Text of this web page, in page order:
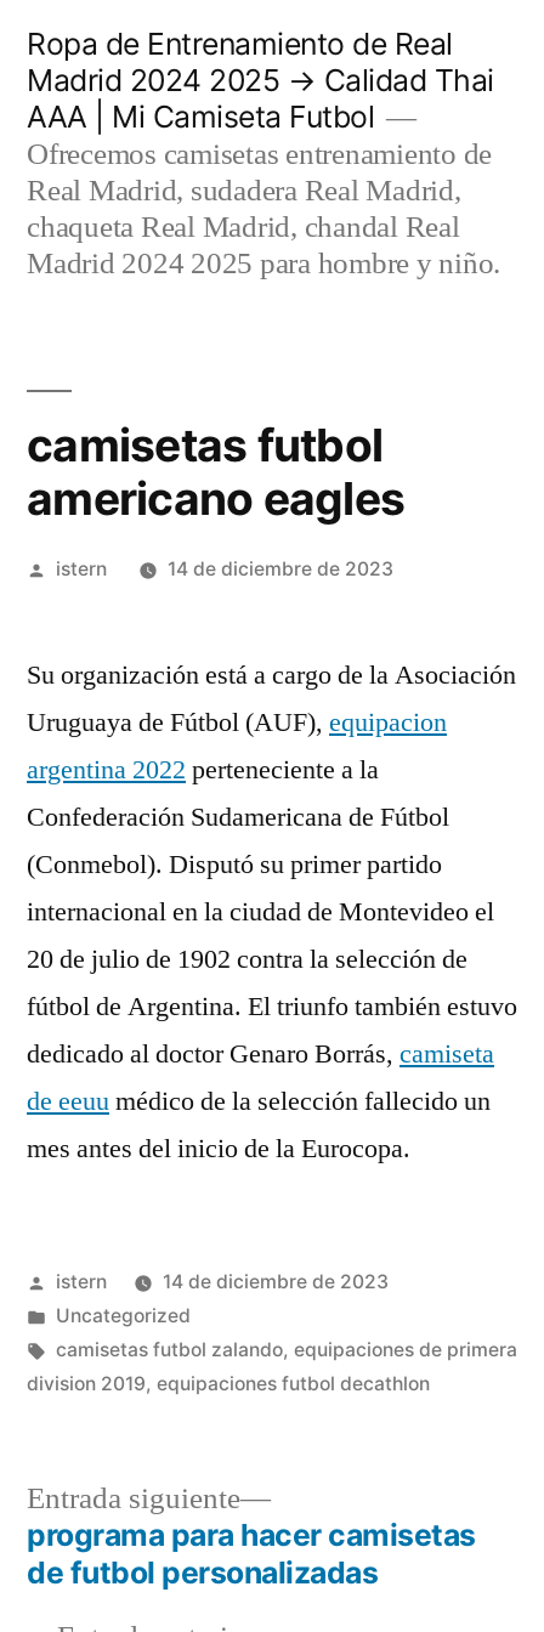
contenido
Ropa de Entrenamiento de Real
Madrid 2024 2025 → Calidad Thai
AAA | Mi Camiseta Futbol
Ofrecemos camisetas entrenamiento de
Real Madrid, sudadera Real Madrid,
chaqueta Real Madrid, chandal Real
Madrid 2024 2025 para hombre y niño.
camisetas futbol
americano eagles
Publicado
istern 14 de diciembre de 2023
Su organización está a cargo de la Asociación
Uruguaya de Fútbol (AUF), equipacion
argentina 2022 perteneciente a la
Confederación Sudamericana de Fútbol
(Conmebol). Disputó su primer partido
internacional en la ciudad de Montevideo el
20 de julio de 1902 contra la selección de
fútbol de Argentina. El triunfo también estuvo
dedicado al doctor Genaro Borrás, camiseta
de eeuumédico de la selección fallecido un
mes antes del inicio de la Eurocopa.
Publicado
por
istern
14 de diciembre de 2023
Publicado
en
Uncategorized
Etiquetas:
camisetas futbol zalando, equipaciones de primera
division 2019, equipaciones futbol decathlon
Navegación
Entrada siguiente
Entrada
siguiente:
programa para hacer camisetas
de futbol personalizadas